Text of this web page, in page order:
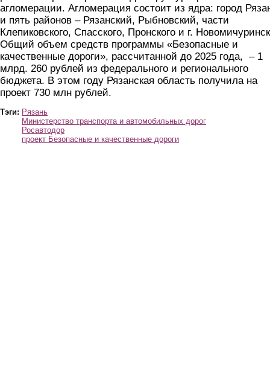
агломерации. Агломерация состоит из ядра: город
и пять районов – Рязанский, Рыбновский, части
Клепиковского, Спасского, Пронского и г.
Общий объем средств программы «Безопасные и
качественные дороги», рассчитанной до 2025 года, – 1
млрд. 260 рублей из федерального и регионального
бюджета. В этом году Рязанская область получила на
проект 730 млн рублей.
Тэги: Рязань
Министерство транспорта и автомобильных дорог
Росавтодор
проект Безопасные и качественные дороги